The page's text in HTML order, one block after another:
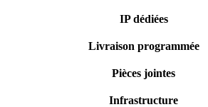
IP dédiées
Livraison programmée
Pièces jointes
Infrastructure